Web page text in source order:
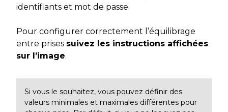
identifiants et mot de passe.
Pour configurer correctement l’équilibrage
entre prises suivez les instructions affichées
sur l’image.
Si vous le souhaitez, vous pouvez définir des
valeurs minimales et maximales différentes pour